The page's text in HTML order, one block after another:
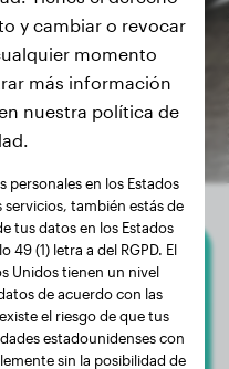
Berna
y cambiar o revocar
momento
más información
nuestra política de
personales en los Estados
servicios, también estás de
tus datos en los Estados
(1) letra a del RGPD. El
Unidos tienen un nivel
de acuerdo con las
el riesgo de que tus
estadounidenses con
sin la posibilidad de